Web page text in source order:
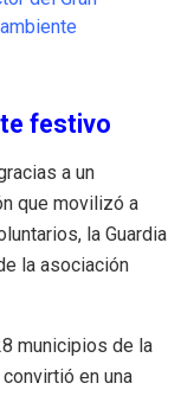
festivo
a un
que movilizó a
la Guardia
la asociación
municipios de la
en una